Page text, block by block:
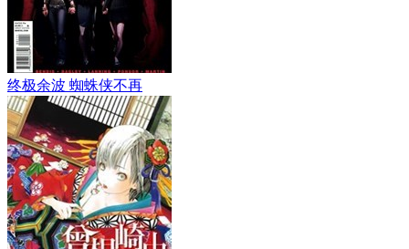
终极余波 蜘蛛侠不再